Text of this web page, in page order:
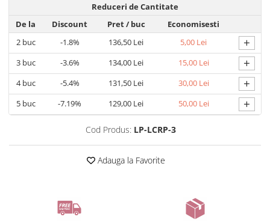
Reduceri de Cantitate
De la
Discount Pret/ buc
Economisesti
2buc -1.8% 136,50 Lei 5,00 Lei +
3buc -3.6% 134,00 Lei 15,00 Lei +
4buc -5.4% 131,50 Lei 30,00 Lei +
5buc -7.19% 129,00 Lei 50,00 Lei +
Cod Produs: LP-LCRP-3
Adauga la Favorite